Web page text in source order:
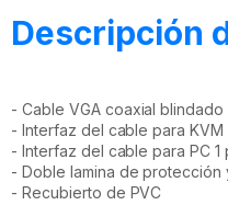
Descripción
- Cable VGA coaxial blindado
- Interfaz del cable para KVM
- Interfaz del cable para PC 1
- Doble lamina de protección
- Recubierto de PVC